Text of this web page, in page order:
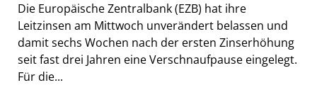
Die Europäische Zentralbank (EZB) hat ihre
Leitzinsen am Mittwoch unverändert belassen und
damit sechs Wochen nach der ersten Zinserhöhung
seit fast drei Jahren eine Verschnaufpause eingelegt.
Für die...